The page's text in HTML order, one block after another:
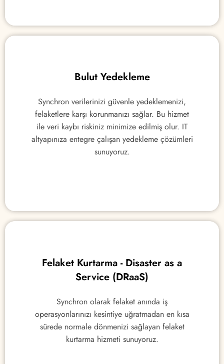
Bulut Yedekleme
Synchron verilerinizi güvenle yedeklemenizi,
felaketlere karşı korunmanızı sağlar. Bu hizmet
ile veri kaybı riskiniz minimize edilmiş olur. IT
altyapınıza entegre çalışan yedekleme çözümleri
sunuyoruz.
Bulut Yedekleme
Synchron verilerinizi güvenle yedeklemenizi,
felaketlere karşı korunmanızı sağlar. Bu hizmet
ile veri kaybı riskiniz minimize edilmiş olur. IT
altyapınıza entegre çalışan yedekleme çözümleri
sunuyoruz.
Felaket Kurtarma - Disaster as a
Service (DRaaS)
Synchron olarak felaket anında iş
operasyonlarınızı kesintiye uğratmadan en kısa
sürede normale dönmenizi sağlayan felaket
kurtarma hizmeti sunuyoruz.
Felaket Kurtarma - Disaster as a
Service (DRaaS)
Synchron olarak felaket anında iş
operasyonlarınızı kesintiye uğratmadan en kısa
sürede normale dönmenizi sağlayan felaket
kurtarma hizmeti sunuyoruz.